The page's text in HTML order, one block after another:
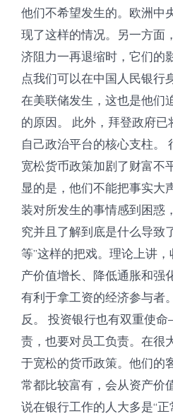
他们不希望发生的。欧洲中
现了这样的情况。另一方面
济阻力一再退缩时，它们的
点我们可以在中国人民银行
在美联储发生，这也是他们
的原因。 此外，拜登政府
自己政治平台的核心支柱。
宽松货币政策加剧了财富不
显的是，他们不能把事实大
装对所发生的事情感到困惑
究并且了解到底是什么导致
等”这样的把戏。理论上讲
产价值增长、降低通胀和强
有利于拿工资的经济参与者
反。 投资银行也有双重使
责，也要对员工负责。在很
于宽松的货币政策。他们的
常都比较富有，会从资产价
说在银行工作的人大多是“